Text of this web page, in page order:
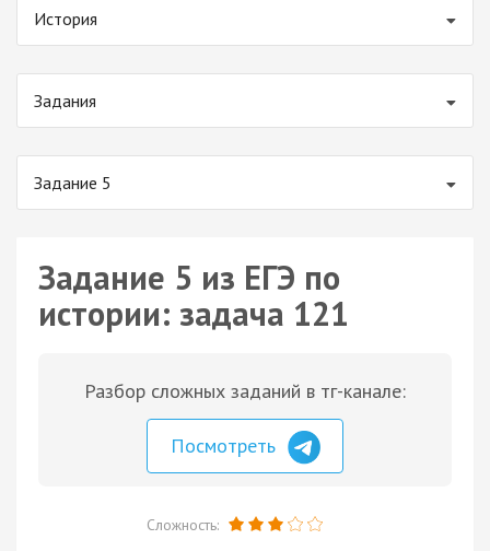
История
Задания
Задание 5
Задание 5 из ЕГЭ по
истории: задача 121
Разбор сложных заданий в тг-канале:
Посмотреть
Сложность: